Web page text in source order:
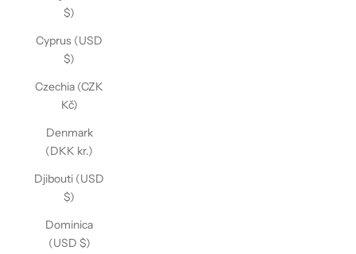
$)
Cyprus (USD
$)
Czechia (CZK
Kč)
Denmark
(DKK kr.)
Djibouti (USD
$)
Dominica
(USD $)